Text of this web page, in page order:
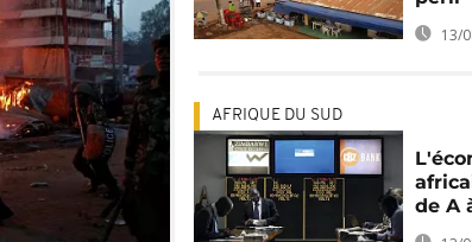
13/
AFRIQUE DU SUD
de A